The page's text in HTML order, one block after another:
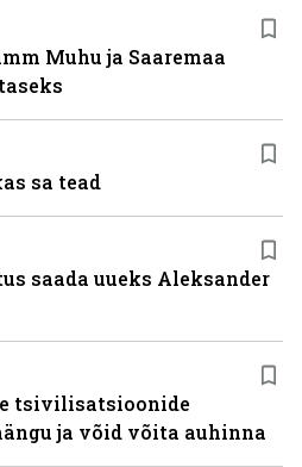
Muhu ja Saaremaa
sa tead
saada uueks Aleksander
tsivilisatsioonide
ja võid võita auhinna